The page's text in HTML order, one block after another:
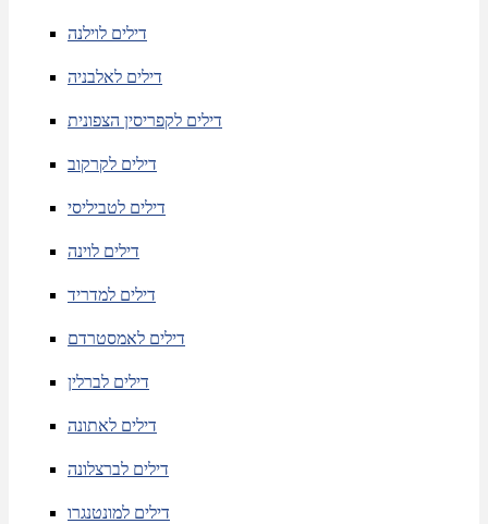
דילים לוילנה
דילים לאלבניה
דילים לקפריסין הצפונית
דילים לקרקוב
דילים לטביליסי
דילים לוינה
דילים למדריד
דילים לאמסטרדם
דילים לברלין
דילים לאתונה
דילים לברצלונה
דילים למונטנגרו